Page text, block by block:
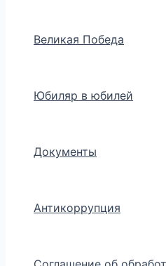
Великая Победа
Юбиляр в юбилей
Документы
Антикоррупция